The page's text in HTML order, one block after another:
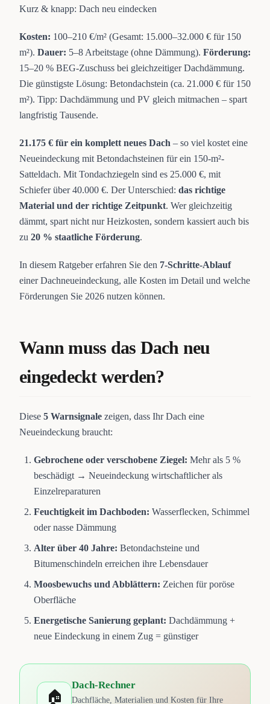
Kurz & knapp: Dach neu eindecken
Kosten: 100–210 €/m² (Gesamt: 15.000–32.000 € für 150
m²). Dauer: 5–8 Arbeitstage (ohne Dämmung). Förderung:
15–20 % BEG-Zuschuss bei gleichzeitiger Dachdämmung.
Die günstigste Lösung: Betondachstein (ca. 21.000 € für 150
m²). Tipp: Dachdämmung und PV gleich mitmachen – spart
langfristig Tausende.
21.175 € für ein komplett neues Dach – so viel kostet eine
Neueindeckung mit Betondachsteinen für ein 150-m²-
Satteldach. Mit Tondachziegeln sind es 25.000 €, mit
Schiefer über 40.000 €. Der Unterschied: das richtige
Material und der richtige Zeitpunkt. Wer gleichzeitig
dämmt, spart nicht nur Heizkosten, sondern kassiert auch bis
zu 20 % staatliche Förderung.
In diesem Ratgeber erfahren Sie den 7-Schritte-Ablauf
einer Dachneueindeckung, alle Kosten im Detail und welche
Förderungen Sie 2026 nutzen können.
Wann muss das Dach neu
eingedeckt werden?
Diese 5 Warnsignale zeigen, dass Ihr Dach eine
Neueindeckung braucht:
Gebrochene oder verschobene Ziegel: Mehr als 5 %
beschädigt → Neueindeckung wirtschaftlicher als
Einzelreparaturen
Feuchtigkeit im Dachboden: Wasserflecken, Schimmel
oder nasse Dämmung
Alter über 40 Jahre: Betondachsteine und
Bitumenschindeln erreichen ihre Lebensdauer
Moosbewuchs und Abblättern: Zeichen für poröse
Oberfläche
Energetische Sanierung geplant: Dachdämmung +
neue Eindeckung in einem Zug = günstiger
🏠
Dach-Rechner
Dachfläche, Materialien und Kosten für Ihre